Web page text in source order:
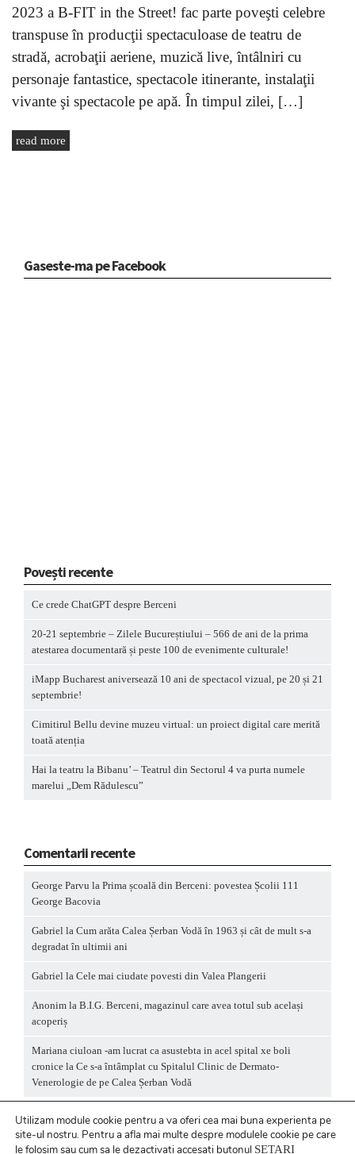
2023 a B-FIT in the Street! fac parte poveşti celebre
transpuse în producţii spectaculoase de teatru de
stradă, acrobaţii aeriene, muzică live, întâlniri cu
personaje fantastice, spectacole itinerante, instalaţii
vivante şi spectacole pe apă. În timpul zilei, […]
read more
Gaseste-ma pe Facebook
Povești recente
Ce crede ChatGPT despre Berceni
20-21 septembrie – Zilele Bucureștiului – 566 de ani de la prima
atestarea documentară și peste 100 de evenimente culturale!
iMapp Bucharest aniversează 10 ani de spectacol vizual, pe 20 și 21
septembrie!
Cimitirul Bellu devine muzeu virtual: un proiect digital care merită
toată atenția
Hai la teatru la Bibanu’ – Teatrul din Sectorul 4 va purta numele
marelui „Dem Rădulescu”
Comentarii recente
George Parvu la Prima școală din Berceni: povestea Școlii 111
George Bacovia
Gabriel la Cum arăta Calea Șerban Vodă în 1963 și cât de mult s-a
degradat în ultimii ani
Gabriel la Cele mai ciudate povesti din Valea Plangerii
Anonim la B.I.G. Berceni, magazinul care avea totul sub același
acoperiș
Mariana ciuloan -am lucrat ca asustebta in acel spital xe boli
cronice la Ce s-a întâmplat cu Spitalul Clinic de Dermato-
Venerologie de pe Calea Șerban Vodă
Utilizam module cookie pentru a va oferi cea mai buna experienta pe
site-ul nostru. Pentru a afla mai multe despre modulele cookie pe care
le folosim sau cum sa le dezactivati accesati butonul SETARI